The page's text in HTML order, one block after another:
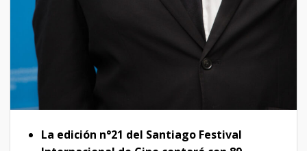
La edición n°21 del Santiago Festival